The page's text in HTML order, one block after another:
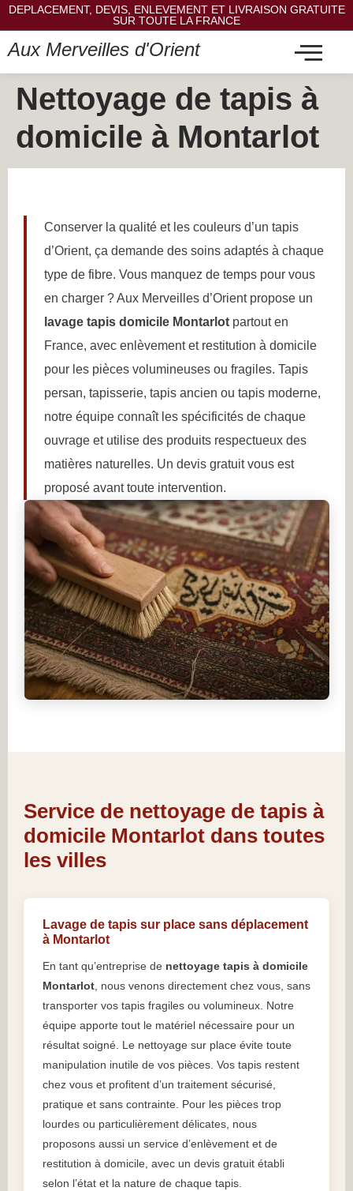
DEPLACEMENT, DEVIS, ENLEVEMENT ET LIVRAISON GRATUITE
SUR TOUTE LA FRANCE
Aux Merveilles d'Orient
Nettoyage de tapis à
domicile à Montarlot
Conserver la qualité et les couleurs d’un tapis
d’Orient, ça demande des soins adaptés à chaque
type de fibre. Vous manquez de temps pour vous
en charger ? Aux Merveilles d’Orient propose un
lavage tapis domicile Montarlot partout en
France, avec enlèvement et restitution à domicile
pour les pièces volumineuses ou fragiles. Tapis
persan, tapisserie, tapis ancien ou tapis moderne,
notre équipe connaît les spécificités de chaque
ouvrage et utilise des produits respectueux des
matières naturelles. Un devis gratuit vous est
proposé avant toute intervention.
Service de nettoyage de tapis à
domicile Montarlot dans toutes
les villes
Lavage de tapis sur place sans déplacement
à Montarlot
En tant qu’entreprise de nettoyage tapis à domicile
Montarlot, nous venons directement chez vous, sans
transporter vos tapis fragiles ou volumineux. Notre
équipe apporte tout le matériel nécessaire pour un
résultat soigné. Le nettoyage sur place évite toute
manipulation inutile de vos pièces. Vos tapis restent
chez vous et profitent d’un traitement sécurisé,
pratique et sans contrainte. Pour les pièces trop
lourdes ou particulièrement délicates, nous
proposons aussi un service d’enlèvement et de
restitution à domicile, avec un devis gratuit établi
selon l’état et la nature de chaque tapis.